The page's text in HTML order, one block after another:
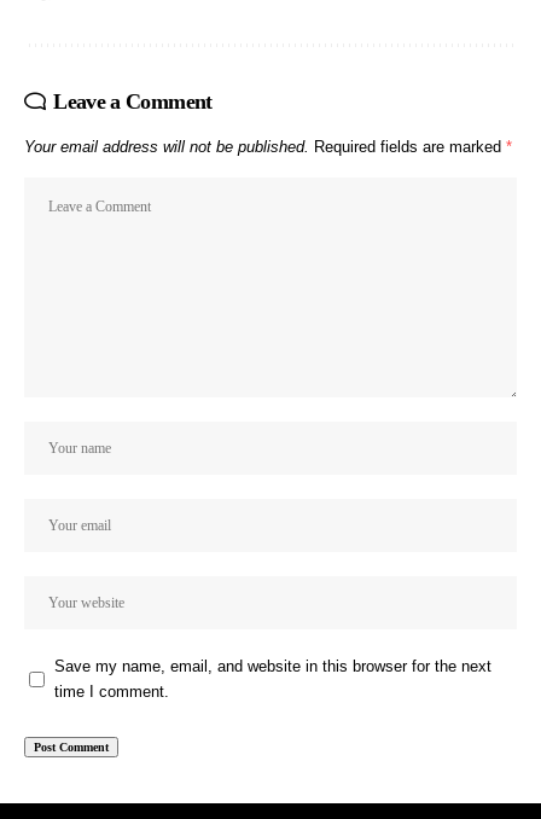
Leave a Comment
Your email address will not be published. Required fields are marked *
Save my name, email, and website in this browser for the next
time I comment.